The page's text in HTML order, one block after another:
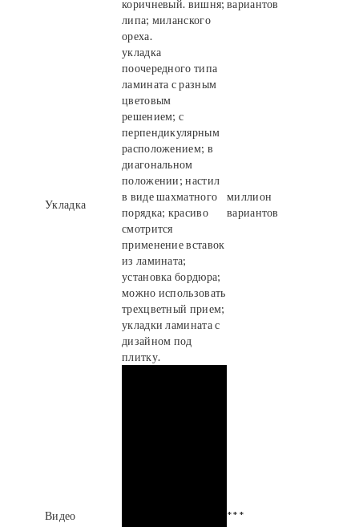
коричневый. вишня;
липа; миланского
ореха.
вариантов
Укладка
укладка
поочередного типа
ламината с разным
цветовым
решением; с
перпендикулярным
расположением; в
диагональном
положении; настил
в виде шахматного
порядка; красиво
смотрится
применение вставок
из ламината;
установка бордюра;
можно использовать
трехцветный прием;
укладки ламината с
дизайном под
плитку.
миллион
вариантов
Видео ***